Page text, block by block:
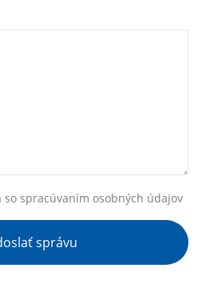
so spracúvaním osobných údajov
správu